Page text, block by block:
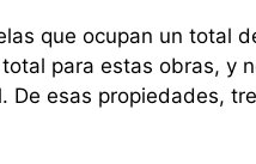
que ocupan un total
para estas obras, y
esas propiedades,